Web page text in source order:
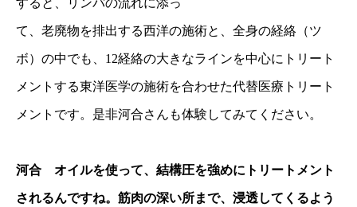
すると、リンパの流れに添っ
て、老廃物を排出する西洋の施術と、全身の経絡（ツ
ボ）の中でも、12経絡の大きなラインを中心にトリート
メントする東洋医学の施術を合わせた代替医療トリート
メントです。是非河合さんも体験してみてください。
河合 オイルを使って、結構圧を強めにトリートメント
されるんですね。筋肉の深い所まで、浸透してくるよう